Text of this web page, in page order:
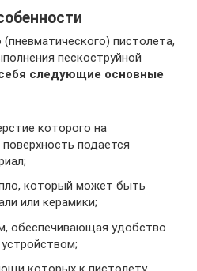
пистолета,
пескоструйной
следующие основные
которого на
подается
который может быть
или керамики;
обеспечивающая удобство